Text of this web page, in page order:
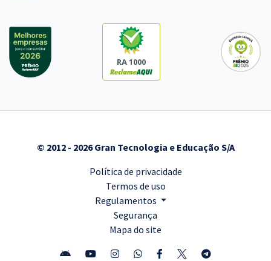
RA 1000
© 2012 - 2026 Gran Tecnologia e Educação S/A
Política de privacidade
Termos de uso
Regulamentos
Segurança
Mapa do site